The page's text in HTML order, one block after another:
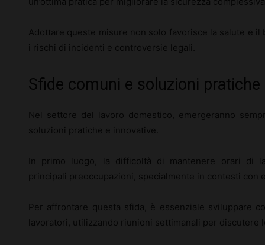
Adottare queste misure non solo favorisce la salute e
i rischi di incidenti e controversie legali.
Sfide comuni e soluzioni pratiche
Nel settore del lavoro domestico, emergeranno
soluzioni pratiche e innovative.
In primo luogo, la difficoltà di mantenere orari di
principali preoccupazioni, specialmente in contesti con
Per affrontare questa sfida, è essenziale sviluppare
lavoratori, utilizzando riunioni settimanali per discutere